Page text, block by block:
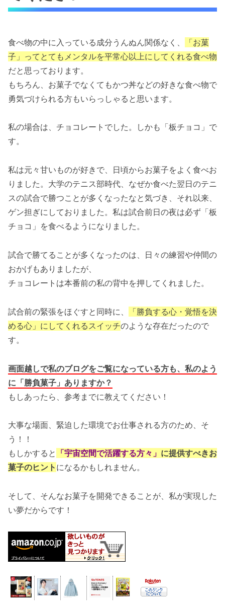
食べ物の中に入っている成分うんぬん関係なく、
「お菓
子」ってとてもメンタルを平常心以上にしてくれる食べ物
だと思っております。
もちろん、お菓子でなくてもかつ丼などの好きな食べ物で
勇気づけられる方もいらっしゃると思います。
私の場合は、チョコレートでした。しかも「板チョコ」で
す。
私は元々甘いものが好きで、日頃からお菓子をよく食べお
りました。大学のテニス部時代、なぜか食べた翌日のテニ
スの試合で勝つことが多くなったなと気づき、それ以来、
ゲン担ぎにしておりました。私は試合前日の夜は必ず「板
チョコ」を食べるようになりました。
試合で勝てることが多くなったのは、日々の練習や仲間の
おかげもありましたが、
チョコレートは本番前の私の背中を押してくれました。
試合前の緊張をほぐすと同時に、
「勝負する心・覚悟を決
める心」にしてくれるスイッチのような存在だったので
す。
画面越しで私のブログをご覧になっている方も、私のよう
に「勝負菓子」ありますか？
もしあったら、参考までに教えてください！
大事な場面、緊迫した環境でお仕事される方のため、そ
う！！
もしかすると 「宇宙空間で活躍する方々」 に提供すべきお
菓子のヒント になるかもしれません。
そして、そんなお菓子を開発できることが、私が実現した
い夢だからです！